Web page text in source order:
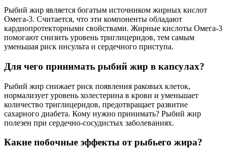
Рыбий жир является богатым источником жирных кислот
Омега-3. Считается, что эти компоненты обладают
кардиопротекторными свойствами. Жирные кислоты Омега-3
помогают снизить уровень триглицеридов, тем самым
уменьшая риск инсульта и сердечного приступа.
Для чего принимать рыбий жир в капсулах?
Рыбий жир снижает риск появления раковых клеток,
нормализует уровень холестерина в крови и уменьшает
количество триглицеридов, предотвращает развитие
сахарного диабета. Кому нужно принимать? Рыбий жир
полезен при сердечно-сосудистых заболеваниях.
Какие побочные эффекты от рыбьего жира?